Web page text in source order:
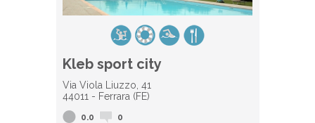
Kleb sport city
Via Viola Liuzzo, 41
44011 - Ferrara (FE)
0.0 0